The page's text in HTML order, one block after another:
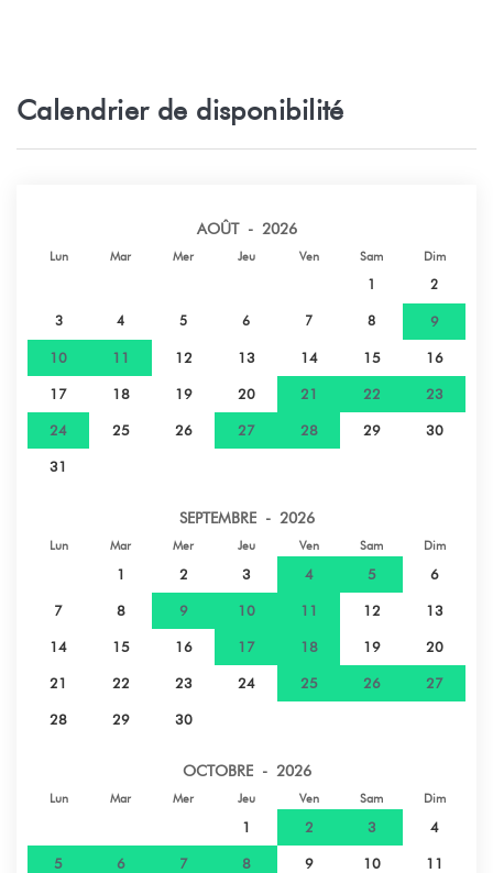
Aeroport - AEROPORT INTERNATIONAL
FAAA
Parc naturel - JARDIN BOTANIQUE
PAPEARII
29,2 km
Plage de sable - SPOT DE SURF
TEAHUPOO
54,6 km
Calendrier de disponibilité
AOÛT - 2026
Lun Mar Mer Jeu Ven Sam Dim
1 2
3 4 5 6 7 8 9
10 11 12 13 14 15 16
17 18 19 20 21 22 23
24 25 26 27 28 29 30
31
SEPTEMBRE - 2026
Lun Mar Mer Jeu Ven Sam Dim
1 2 3 4 5 6
7 8 9 10 11 12 13
14 15 16 17 18 19 20
21 22 23 24 25 26 27
28 29 30
OCTOBRE - 2026
Lun Mar Mer Jeu Ven Sam Dim
1 2 3 4
5 6 7 8 9 10 11